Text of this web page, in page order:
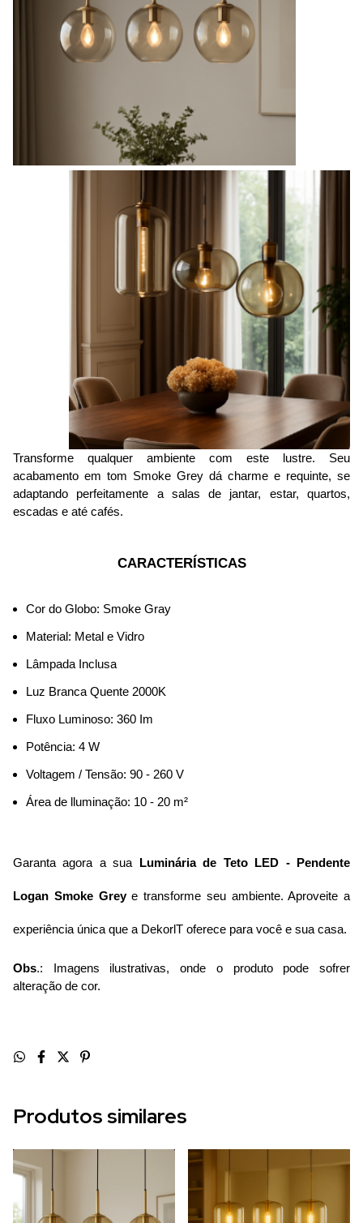
Transforme qualquer ambiente com este lustre. Seu
acabamento em tom Smoke Grey dá charme e requinte, se
adaptando perfeitamente a salas de jantar, estar, quartos,
escadas e até cafés.
CARACTERÍSTICAS
Cor do Globo: Smoke Gray
Material: Metal e Vidro
Lâmpada Inclusa
Luz Branca Quente 2000K
Fluxo Luminoso: 360 Im
Potência: 4 W
Voltagem / Tensão: 90 - 260 V
Área de lluminação: 10 - 20 m²
Garanta agora a sua Luminária de Teto LED - Pendente
Logan Smoke Grey e transforme seu ambiente. Aproveite a
experiência única que a DekorlT oferece para você e sua casa.
Obs.: Imagens ilustrativas, onde o produto pode sofrer
alteração de cor.
Produtos similares